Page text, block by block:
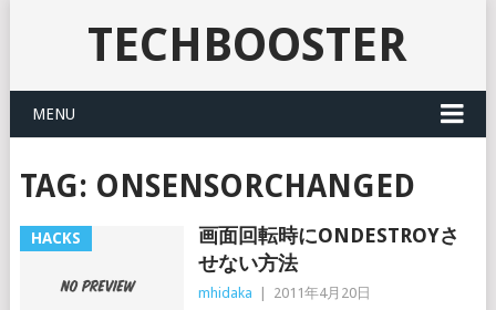
TECHBOOSTER
MENU
TAG: ONSENSORCHANGED
HACKS
画面回転時にONDESTROYさ
せない方法
mhidaka 2011年4月20日